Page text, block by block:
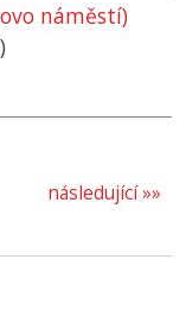
náměstí)
následující »»